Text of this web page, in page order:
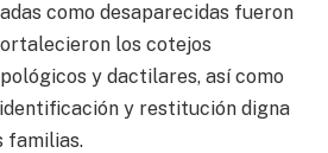
como desaparecidas fueron
los cotejos
y dactilares, así como
y restitución digna
familias.